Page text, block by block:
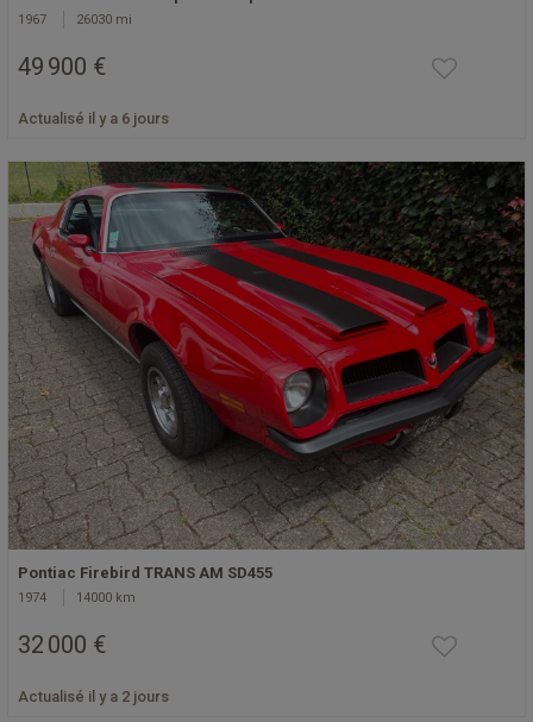
1967 26030 mi
49 900 €
Actualisé il y a 6 jours
Pontiac Firebird TRANS AM SD455
1974 14000 km
32 000 €
Actualisé il y a 2 jours